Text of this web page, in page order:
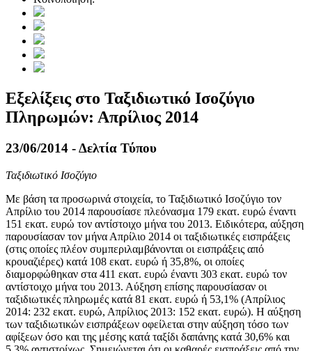
Εξελίξεις στο Ταξιδιωτικό Ισοζύγιο
Πληρωμών: Απρίλιος 2014
23/06/2014 - Δελτία Τύπου
Ταξιδιωτικό Ισοζύγιο
Με βάση τα προσωρινά στοιχεία, το Ταξιδιωτικό Ισοζύγιο τον
Απρίλιο του 2014 παρουσίασε πλεόνασμα 179 εκατ. ευρώ έναντι
151 εκατ. ευρώ τον αντίστοιχο μήνα του 2013. Ειδικότερα, αύξηση
παρουσίασαν τον μήνα Απρίλιο 2014 οι ταξιδιωτικές εισπράξεις
(στις οποίες πλέον συμπεριλαμβάνονται οι εισπράξεις από
κρουαζιέρες) κατά 108 εκατ. ευρώ ή 35,8%, οι οποίες
διαμορφώθηκαν στα 411 εκατ. ευρώ έναντι 303 εκατ. ευρώ τον
αντίστοιχο μήνα του 2013. Αύξηση επίσης παρουσίασαν οι
ταξιδιωτικές πληρωμές κατά 81 εκατ. ευρώ ή 53,1% (Απρίλιος
2014: 232 εκατ. ευρώ, Απρίλιος 2013: 152 εκατ. ευρώ). Η αύξηση
των ταξιδιωτικών εισπράξεων οφείλεται στην αύξηση τόσο των
αφίξεων όσο και της μέσης κατά ταξίδι δαπάνης κατά 30,6% και